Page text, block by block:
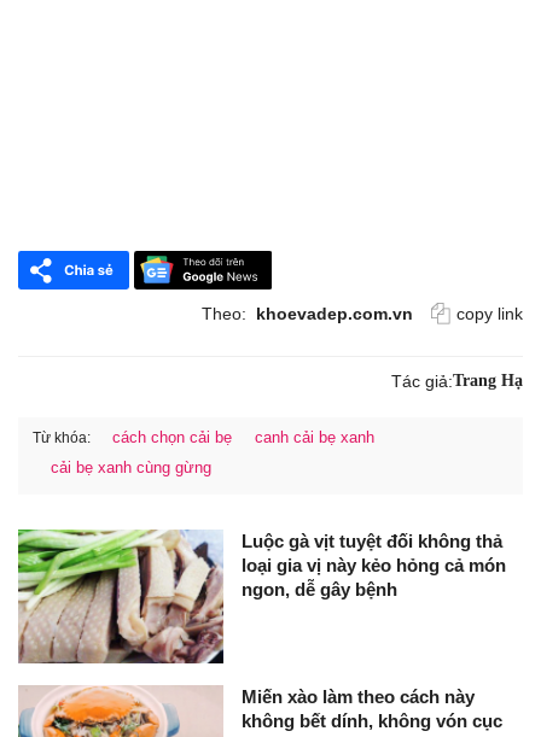
Theo: khoevadep.com.vn copy link
Tác giả:Trang Hạ
Từ khóa: cách chọn cải bẹ
canh cải bẹ xanh
cải bẹ xanh cùng gừng
Luộc gà vịt tuyệt đối không thả
loại gia vị này kẻo hỏng cả món
ngon, dễ gây bệnh
Miến xào làm theo cách này
không bết dính, không vón cục